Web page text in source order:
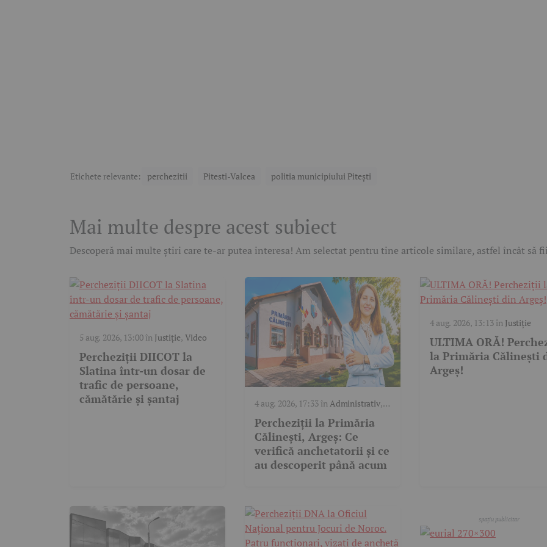
Etichete relevante: perchezitii Pitesti-Valcea politia municipiului Pitești
Mai multe despre acest subiect
Descoperă mai multe știri care te-ar putea interesa! Am selectat pentru tine articole similare, astfel încât să
5 aug. 2026, 13:00în Justiție, Video
Percheziții DIICOT la
Slatina într-un dosar de
trafic de persoane,
cămătărie și șantaj
4 aug. 2026, 17:33înAdministrativ,
Știri
Percheziții la Primăria
Călinești, Argeș: Ce
verifică anchetatorii și ce
au descoperit până acum
4 aug. 2026, 13:13în Justiție
ULTIMA ORĂ!
la Primăria Călinești
Argeș!